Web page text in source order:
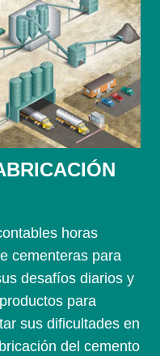
horas
cementeras para
desafíos diarios y
para
sus dificultades en
del cemento